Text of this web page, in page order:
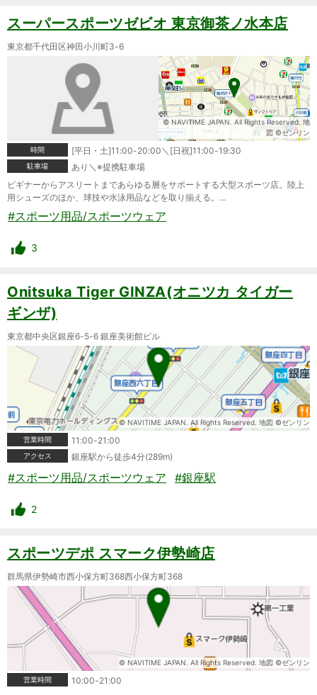
スーパースポーツゼビオ 東京御茶ノ水本店
東京都千代田区神田小川町3-6
© NAVITIME JAPAN. All Rights Reserved. 地
図 ©ゼンリン
時間
[平日・土]11:00-20:00＼[日祝]11:00-19:30
駐車場
あり＼※提携駐車場
ビギナーからアスリートまであらゆる層をサポートする大型スポーツ店。陸上
用シューズのほか、球技や水泳用品などを取り揃える。…
#スポーツ用品/スポーツウェア
3
Onitsuka Tiger GINZA(オニツカ タイガー
ギンザ)
東京都中央区銀座6-5-6 銀座美術館ビル
© NAVITIME JAPAN. All Rights Reserved. 地図 ©ゼンリン
営業時間
11:00-21:00
アクセス 銀座駅から徒歩4分(289m)
#スポーツ用品/スポーツウェア #銀座駅
2
スポーツデポ スマーク伊勢崎店
群馬県伊勢崎市西小保方町368西小保方町368
© NAVITIME JAPAN. All Rights Reserved. 地図 ©ゼンリン
営業時間
10:00-21:00